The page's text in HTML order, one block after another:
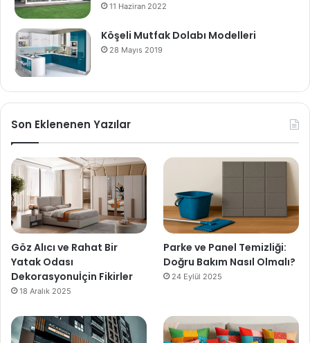
11 Haziran 2022
Köşeli Mutfak Dolabı Modelleri
28 Mayıs 2019
Son Eklenenen Yazılar
Göz Alıcı ve Rahat Bir
Yatak Odası
Dekorasyonuİçin Fikirler
18 Aralık 2025
Parke ve Panel Temizliği:
Doğru Bakım Nasıl Olmalı?
24 Eylül 2025